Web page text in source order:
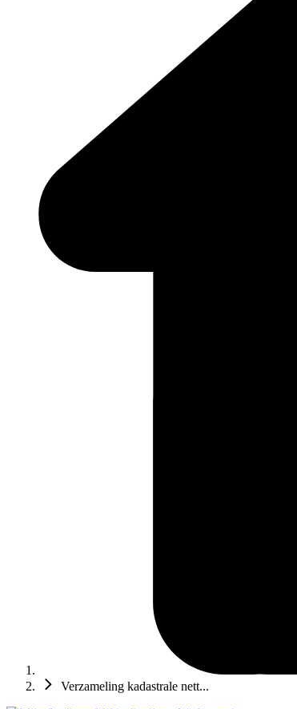
Verzameling kadastrale nett...